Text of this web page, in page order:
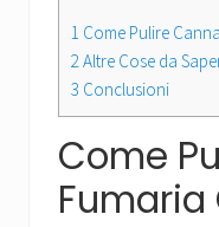
1 Come Pulire
2 Altre Cose da
3 Conclusioni
Come
Fumaria